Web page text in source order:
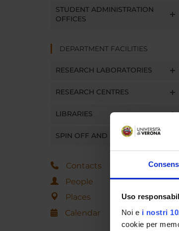
Uso
Noi e i nostri
cookie per
STUDENT ADMINISTRATION
OFFICES
DEPARTMENT FACILITIES
RESEARCH LABORATORIES
RESEARCH CENTRES
LIBRARIES
SPIN OFF AND COMPANIES
Contacts
People
Places
Calendar